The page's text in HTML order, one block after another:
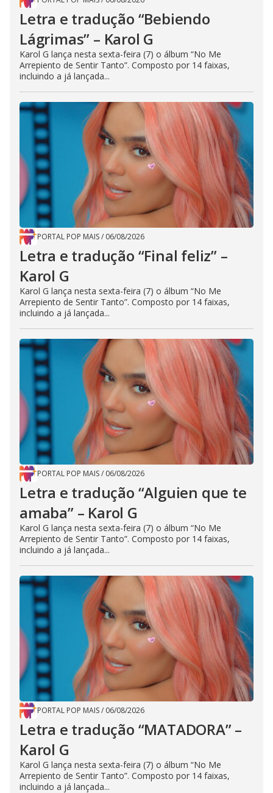
Letra e tradução “Bebiendo
Lágrimas” – Karol G
Karol G lança nesta sexta-feira (7) o álbum “No Me
Arrepiento de Sentir Tanto”. Composto por 14 faixas,
incluindo a já lançada...
PORTAL POP MAIS/ 06/08/2026
Letra e tradução “Final feliz” –
Karol G
Karol G lança nesta sexta-feira (7) o álbum “No Me
Arrepiento de Sentir Tanto”. Composto por 14 faixas,
incluindo a já lançada...
PORTAL POP MAIS/ 06/08/2026
Letra e tradução “Alguien que te
amaba” – Karol G
Karol G lança nesta sexta-feira (7) o álbum “No Me
Arrepiento de Sentir Tanto”. Composto por 14 faixas,
incluindo a já lançada...
PORTAL POP MAIS/ 06/08/2026
Letra e tradução “MATADORA” –
Karol G
Karol G lança nesta sexta-feira (7) o álbum “No Me
Arrepiento de Sentir Tanto”. Composto por 14 faixas,
incluindo a já lançada...